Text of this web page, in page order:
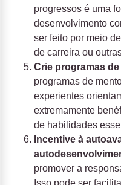
progressos é uma
desenvolvimento
ser feito por meio
de carreira ou
Crie programas
programas de
experientes
extremamente
de habilidades
Incentive à
promover a
Isso pode ser